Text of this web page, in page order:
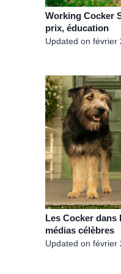
Working Cocker
prix, éducation
Updated on février
Les Cocker dans
médias célèbres
Updated on février